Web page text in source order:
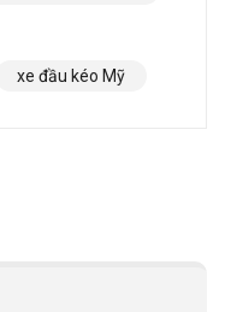
xe đầu kéo Mỹ